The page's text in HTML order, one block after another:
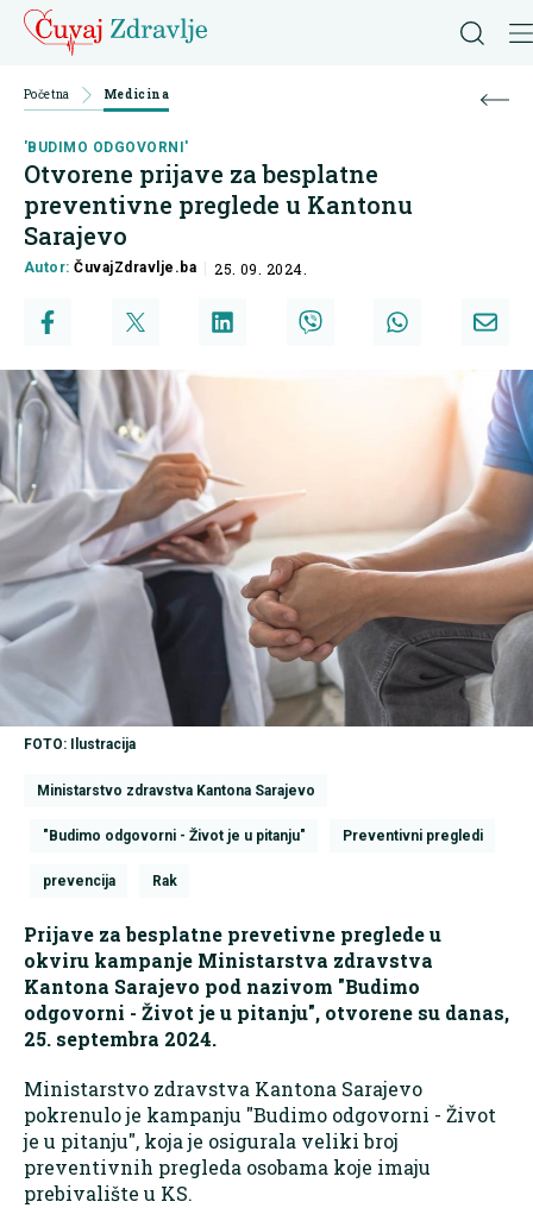
Početna Medicina
'BUDIMO ODGOVORNI'
Otvorene prijave za besplatne
preventivne preglede u Kantonu
Sarajevo
Autor:ČuvajZdravlje.ba 25. 09. 2024.
FOTO: Ilustracija
Ministarstvo zdravstva Kantona Sarajevo
"Budimo odgovorni - Život je u pitanju" Preventivni pregledi
prevencija Rak
Prijave za besplatne prevetivne preglede u
okviru kampanje Ministarstva zdravstva
Kantona Sarajevo pod nazivom "Budimo
odgovorni - Život je u pitanju", otvorene su danas,
25. septembra 2024.
Ministarstvo zdravstva Kantona Sarajevo
pokrenulo je kampanju "Budimo odgovorni - Život
je u pitanju", koja je osigurala veliki broj
preventivnih pregleda osobama koje imaju
prebivalište u KS.